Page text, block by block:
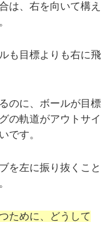
は、右を向いて構え
も目標よりも右に飛
のに、ボールが目標
の軌道がアウトサイ
です。
を左に振り抜くこと
ために、どうして